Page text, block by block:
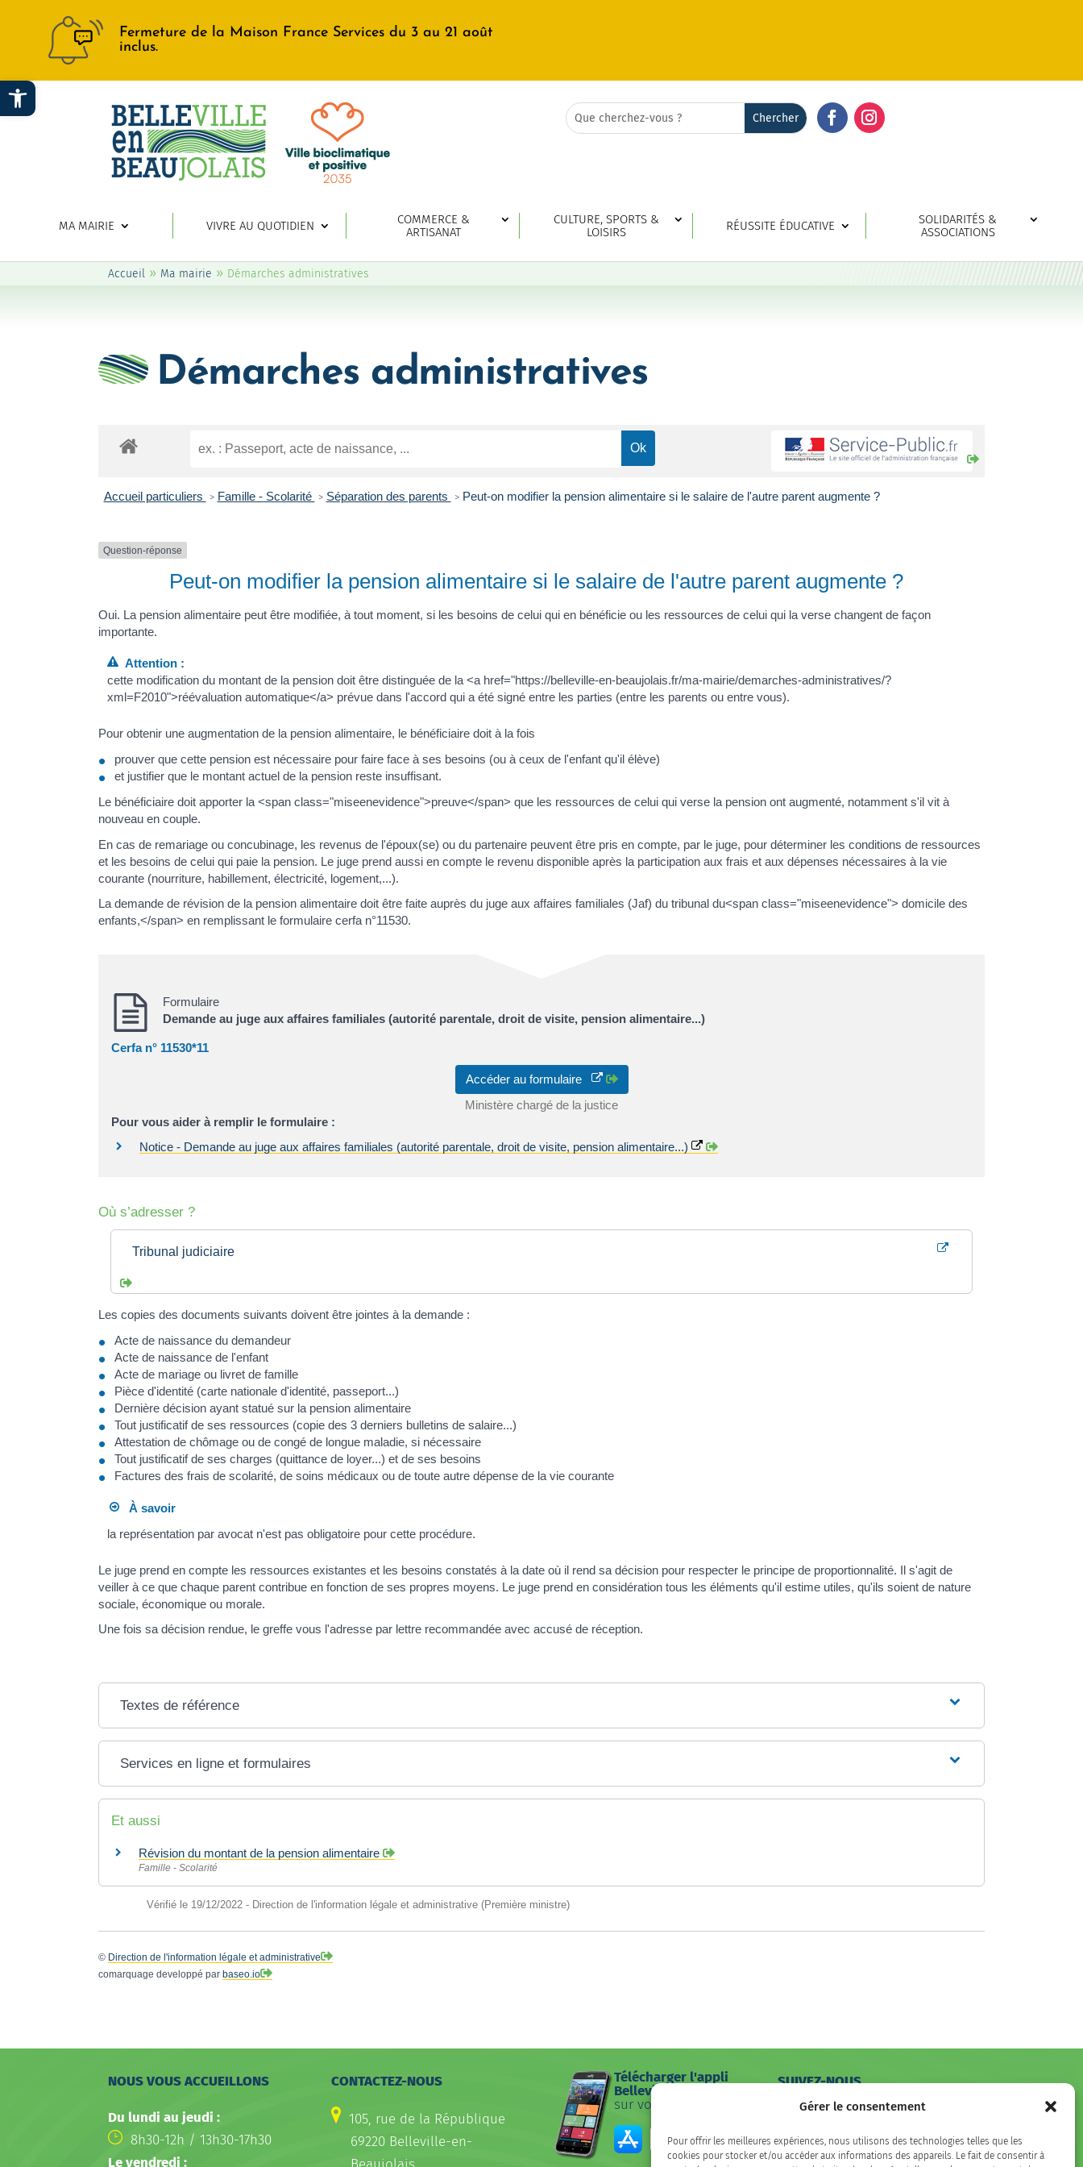
Ouvrir la barre d’outils
Gérer le consentement
Pour offrir les meilleures expériences, nous utilisons des technologies telles que les
cookies pour stocker et/ou accéder aux informations des appareils. Le fait de consentir à
Fermeture de la Maison France Services du 3 au 21 août
inclus.
Rechercher:
Search
for...
MA MAIRIE VIVRE AU QUOTIDIEN
COMMERCE &
ARTISANAT
CULTURE, SPORTS &
LOISIRS
RÉUSSITE ÉDUCATIVE
SOLIDARITÉS &
ASSOCIATIONS
Accueil » Ma mairie » Démarches administratives
Démarches administratives
Accueil particuliers > Famille - Scolarité > Séparation des parents > Peut-on modifier la pension alimentaire si le salaire de l'autre parent augmente ?
Question-réponse
Peut-on modifier la pension alimentaire si le salaire de l'autre parent augmente ?
Vérifié le 19/12/2022 - Direction de l'information légale et administrative (Première ministre)
Oui. La pension alimentaire peut être modifiée, à tout moment, si les besoins de celui qui en bénéficie ou les ressources de celui qui la verse changent de façon
importante.
Attention :
cette modification du montant de la pension doit être distinguée de la <a href="https://belleville-en-beaujolais.fr/ma-mairie/demarches-administratives/?
xml=F2010">réévaluation automatique</a> prévue dans l'accord qui a été signé entre les parties (entre les parents ou entre vous).
Pour obtenir une augmentation de la pension alimentaire, le bénéficiaire doit à la fois
prouver que cette pension est nécessaire pour faire face à ses besoins (ou à ceux de l'enfant qu'il élève)
et justifier que le montant actuel de la pension reste insuffisant.
Le bénéficiaire doit apporter la <span class="miseenevidence">preuve</span> que les ressources de celui qui verse la pension ont augmenté, notamment s'il vit à
nouveau en couple.
En cas de remariage ou concubinage, les revenus de l'époux(se) ou du partenaire peuvent être pris en compte, par le juge, pour déterminer les conditions de ressources
et les besoins de celui qui paie la pension. Le juge prend aussi en compte le revenu disponible après la participation aux frais et aux dépenses nécessaires à la vie
courante (nourriture, habillement, électricité, logement,...).
La demande de révision de la pension alimentaire doit être faite auprès du juge aux affaires familiales (Jaf) du tribunal du<span class="miseenevidence"> domicile des
enfants,</span> en remplissant le formulaire cerfa n°11530.
Formulaire
Demande au juge aux affaires familiales (autorité parentale, droit de visite, pension alimentaire...)
Cerfa n° 11530*11
Accéder au formulaire
Ministère chargé de la justice
Pour vous aider à remplir le formulaire :
Notice - Demande au juge aux affaires familiales (autorité parentale, droit de visite, pension alimentaire...)
Où s’adresser ?
Tribunal judiciaire
Les copies des documents suivants doivent être jointes à la demande :
Acte de naissance du demandeur
Acte de naissance de l'enfant
Acte de mariage ou livret de famille
Pièce d'identité (carte nationale d'identité, passeport...)
Dernière décision ayant statué sur la pension alimentaire
Tout justificatif de ses ressources (copie des 3 derniers bulletins de salaire...)
Attestation de chômage ou de congé de longue maladie, si nécessaire
Tout justificatif de ses charges (quittance de loyer...) et de ses besoins
Factures des frais de scolarité, de soins médicaux ou de toute autre dépense de la vie courante
À savoir
la représentation par avocat n'est pas obligatoire pour cette procédure.
Le juge prend en compte les ressources existantes et les besoins constatés à la date où il rend sa décision pour respecter le principe de proportionnalité. Il s'agit de
veiller à ce que chaque parent contribue en fonction de ses propres moyens. Le juge prend en considération tous les éléments qu'il estime utiles, qu'ils soient de nature
sociale, économique ou morale.
Une fois sa décision rendue, le greffe vous l'adresse par lettre recommandée avec accusé de réception.
Textes de référence
Services en ligne et formulaires
Et aussi
Révision du montant de la pension alimentaire
Famille - Scolarité
© Direction de l'information légale et administrative
comarquage developpé par baseo.io
NOUS VOUS ACCUEILLONS
Du lundi au jeudi :
8h30-12h / 13h30-17h30
Le vendredi :
CONTACTEZ-NOUS
105, rue de la République
69220 Belleville-en-
Télécharger l'appli
Belleville
sur votre smartphone
SUIVEZ-NOUS